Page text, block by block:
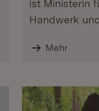
ist Ministerin
Handwerk
Mehr